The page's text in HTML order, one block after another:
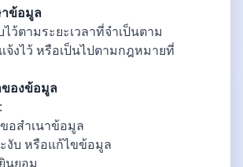
าข้อมูล
ว้ตามระยะเวลาที่จำเป็นตาม
จ้งไว้ หรือเป็นไปตามกฎหมายที่
ของข้อมูล
อสำเนาข้อมูล
งับ หรือแก้ไขข้อมูล
นยอม